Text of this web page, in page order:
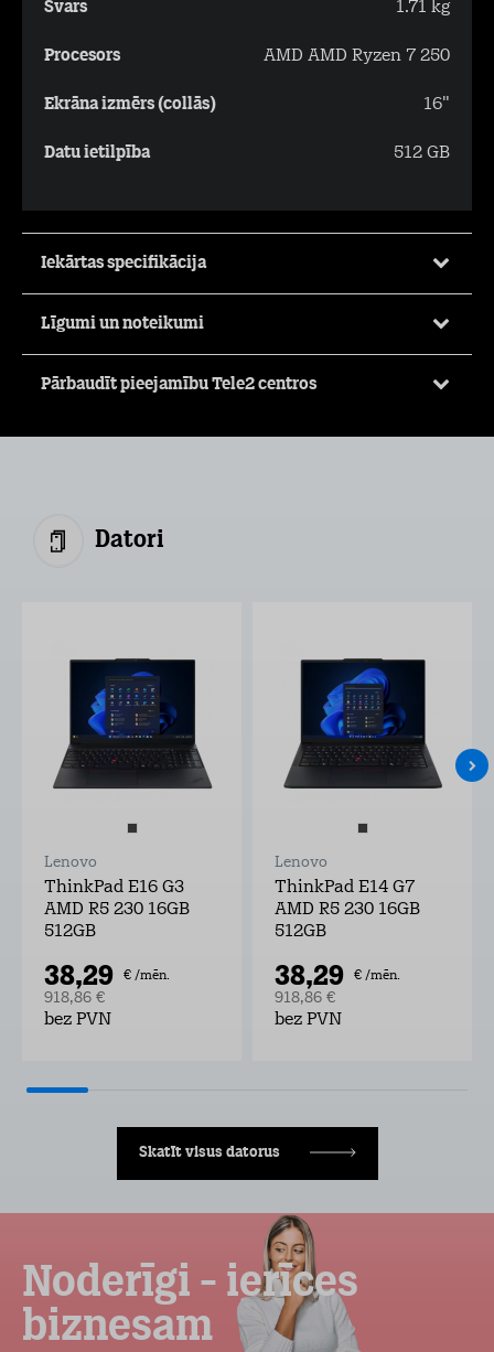
Svars 1.71 kg
Procesors AMD AMD Ryzen 7 250
Ekrāna izmērs (collās) 16"
Datu ietilpība 512 GB
Iekārtas specifikācija
Līgumi un noteikumi
Pārbaudīt pieejamību Tele2 centros
Datori
Lenovo
ThinkPad E16 G3
AMD R5 230 16GB
512GB
38,29 € /mēn.
918,86 €
bez PVN
Lenovo
ThinkPad E14 G7
AMD R5 230 16GB
512GB
38,29 € /mēn.
918,86 €
bez PVN
Skatīt visus datorus
Noderīgi - ierīces
biznesam